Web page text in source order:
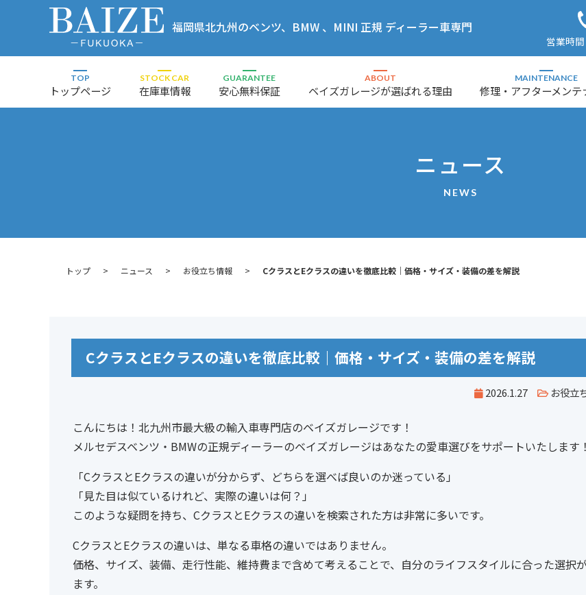
福岡県北九州のベンツ、BMW 、MINI 正規 ディーラー車専門
営業時
TOP
トップページ
STOCK CAR
在庫車情報
GUARANTEE
安心無料保証
ABOUT
ベイズガレージが選ばれる理由
MAINTENANCE
修理・アフターメンテ
ニュース
NEWS
トップ ニュース お役立ち情報 CクラスとEクラスの違いを徹底比較｜価格・サイズ・装備の差を解説
CクラスとEクラスの違いを徹底比較｜価格・サイズ・装備の差を解説
2026.1.27 お役立
こんにちは！北九州市最大級の輸入車専門店のベイズガレージです！
メルセデスベンツ・BMWの正規ディーラーのベイズガレージはあなたの愛車選びをサポートいたします！
「CクラスとEクラスの違いが分からず、どちらを選べば良いのか迷っている」
「見た目は似ているけれど、実際の違いは何？」
このような疑問を持ち、CクラスとEクラスの違いを検索された方は非常に多いです。
CクラスとEクラスの違いは、単なる車格の違いではありません。
価格、サイズ、装備、走行性能、維持費まで含めて考えることで、自分のライフスタイルに合った選択
ます。